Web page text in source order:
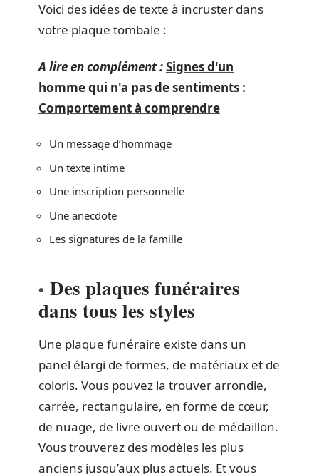
Voici des idées de texte à incruster dans
votre plaque tombale :
A lire en complément :Signes d'un
homme qui n'a pas de sentiments :
Comportement à comprendre
Un message d’hommage
Un texte intime
Une inscription personnelle
Une anecdote
Les signatures de la famille
Des plaques funéraires
dans tous les styles
Une plaque funéraire existe dans un
panel élargi de formes, de matériaux et de
coloris. Vous pouvez la trouver arrondie,
carrée, rectangulaire, en forme de cœur,
de nuage, de livre ouvert ou de médaillon.
Vous trouverez des modèles les plus
anciens jusqu’aux plus actuels. Et vous